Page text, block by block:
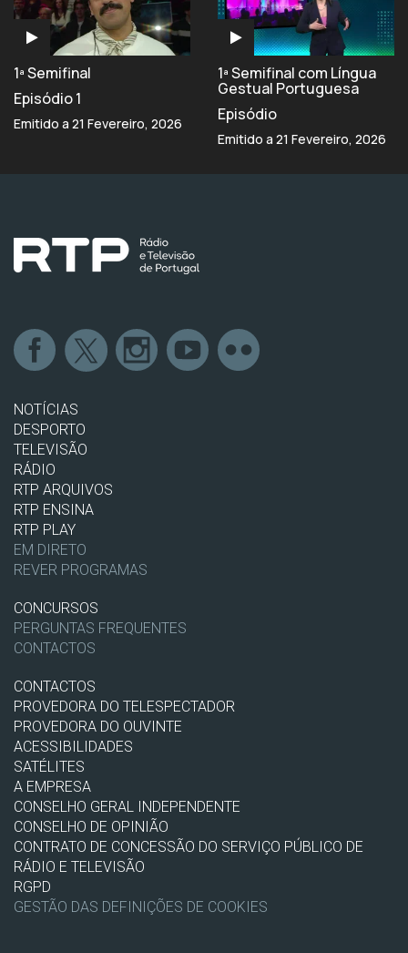
1ª Semifinal
Episódio 1
Emitido a 21 Fevereiro, 2026
1ª Semifinal com Língua
Gestual Portuguesa
Episódio
Emitido a 21 Fevereiro, 2026
NOTÍCIAS
DESPORTO
TELEVISÃO
RÁDIO
RTP ARQUIVOS
RTP ENSINA
RTP PLAY
EM DIRETO
REVER PROGRAMAS
CONCURSOS
PERGUNTAS FREQUENTES
CONTACTOS
CONTACTOS
PROVEDORA DO TELESPECTADOR
PROVEDORA DO OUVINTE
ACESSIBILIDADES
SATÉLITES
A EMPRESA
CONSELHO GERAL INDEPENDENTE
CONSELHO DE OPINIÃO
CONTRATO DE CONCESSÃO DO SERVIÇO PÚBLICO DE
RÁDIO E TELEVISÃO
RGPD
GESTÃO DAS DEFINIÇÕES DE COOKIES